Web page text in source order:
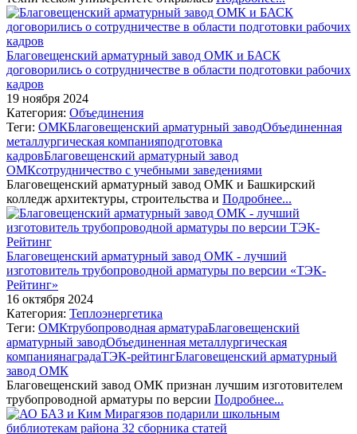
Благовещенский арматурный завод ОМК и БАСК
договорились о сотрудничестве в области подготовки рабочих
кадров
19 ноября 2024
Категория: Объединения
Теги: ОМКБлаговещенский арматурный заводОбъединенная
металлургическая компанияподготовка
кадровБлаговещенский арматурный завод
ОМКсотрудничество с учебными заведениями
Благовещенский арматурный завод ОМК и Башкирский
колледж архитектуры, строительства и Подробнее...
Благовещенский арматурный завод ОМК - лучший
изготовитель трубопроводной арматуры по версии «ТЭК-
Рейтинг»
16 октября 2024
Категория: Теплоэнергетика
Теги: ОМКтрубопроводная арматураБлаговещенский
арматурный заводОбъединенная металлургическая
компаниянаградаТЭК-рейтингБлаговещенский арматурный
завод ОМК
Благовещенский завод ОМК признан лучшим изготовителем
трубопроводной арматуры по версии Подробнее...